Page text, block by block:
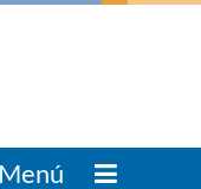
Menú